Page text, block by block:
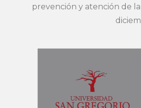
prevención y atención de